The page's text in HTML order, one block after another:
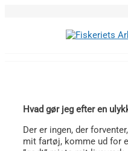
Hvad gør jeg efter en
Der er ingen, der
mit fartøj, komme ud for